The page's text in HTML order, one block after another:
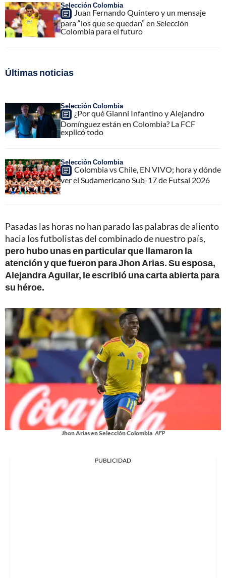
Selección Colombia
Juan Fernando Quintero y un mensaje
para “los que se quedan” en Selección
Colombia para el futuro
Últimas noticias
Selección Colombia
¿Por qué Gianni Infantino y Alejandro
Domínguez están en Colombia? La FCF
explicó todo
Selección Colombia
Colombia vs Chile, EN VIVO; hora y dónde
ver el Sudamericano Sub-17 de Futsal 2026
Pasadas las horas no han parado las palabras de aliento
hacia los futbolistas del combinado de nuestro país,
pero hubo unas en particular que llamaron la
atención y que fueron para Jhon Arias. Su esposa,
Alejandra Aguilar, le escribió una carta abierta para
su héroe.
Jhon Arias en Selección Colombia AFP
PUBLICIDAD